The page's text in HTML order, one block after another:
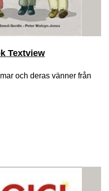
Textview
och deras vänner från